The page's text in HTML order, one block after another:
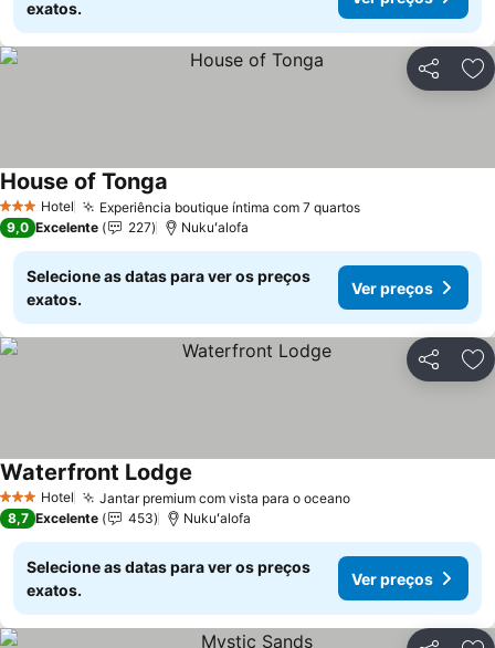
exatos.
Partilhar
3 EstrelasHotel Experiência boutique íntima com 7 quartosVer preços
House of Tonga
9,0 Excelente 227 Nukuʻalofa
Selecione as datas para ver os preços
exatos.
Ver preços
Partilhar
3 EstrelasHotel Jantar premium com vista para o oceanoVer preços
Waterfront Lodge
8,7 Excelente 453 Nukuʻalofa
Selecione as datas para ver os preços
exatos.
Ver preços